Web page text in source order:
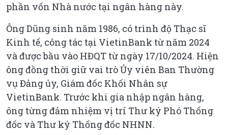
phần vốn Nhà nước tại ngân hàng này.
Ông Dũng sinh năm 1986, có trình độ Thạc sĩ
Kinh tế, công tác tại VietinBank từ năm 2024
và được bầu vào HĐQT từ ngày 17/10/2024. Hiện
ông đồng thời giữ vai trò Ủy viên Ban Thường
vụ Đảng ủy, Giám đốc Khối Nhân sự
VietinBank. Trước khi gia nhập ngân hàng,
ông từng đảm nhiệm vị trí Thư ký Phó Thống
đốc và Thư ký Thống đốc NHNN.